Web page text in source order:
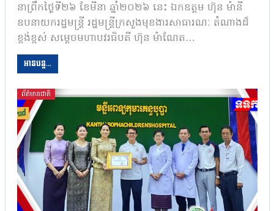
នាព្រឹកថ្ងៃទី២៦ ខែមីនា ឆ្នាំ២០២៦ នេះ ឯកឧត្តម ហ៊ុន ម៉ានី
ឧបនាយករដ្ឋមន្រ្តី រដ្ឋមន្រ្តីក្រសួងមុខងារសាធារណៈ តំណាងដ៏
ខ្ពង់ខ្ពស់ សម្តេចមហាបវរធិបតី ហ៊ុន ម៉ាណែត…
អានបន្ត...
ព័ត៌មានជាតិ